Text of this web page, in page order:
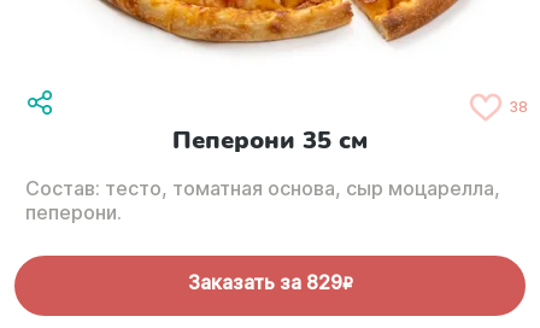
38
Пеперони 35 см
Состав: тесто, томатная основа, сыр моцарелла,
пеперони.
Заказать за 829R